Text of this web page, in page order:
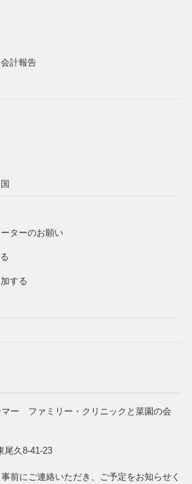
計報告
ターのお願い
する
ー ファミリー・クリニックと菜園の会
尾久8-41-23
前にご連絡いただき、ご予定をお知らせく